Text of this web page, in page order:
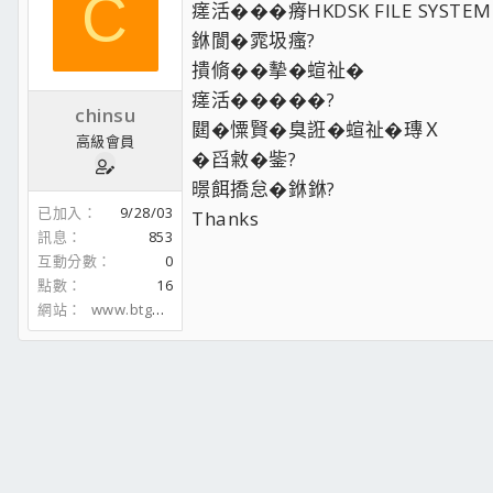
C
chinsu
高級會員
已加入
9/28/03
訊息
853
互動分數
0
點數
16
網站
www.btgod.com
瘥活���瘠HKDSK FILE SYSTEM
銝閬�雿圾瘙?
撌脩��摰�蝖祉�
瘥活�����?
閮�憟賢�臭誑�蝖祉�瑼Ｘ
�舀敹�鈭?
暻餌撟怠�銝銝?
Thanks